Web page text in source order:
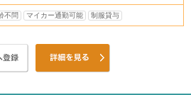
不問 マイカー通勤可能 制服貸与